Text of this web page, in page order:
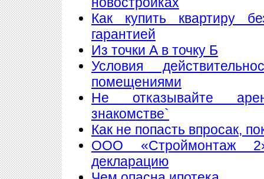
Как купить квартиру
гарантией
Из точки А в точку Б
Условия
помещениями
Не отказывайте
знакомстве`
Как не попасть впросак,
ООО «Строймонтаж
декларацию